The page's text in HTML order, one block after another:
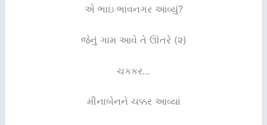
એ ભાઇ ભાવનગર આવ્યું?
જેનું ગામ આવે તે ઊતરે (૨)
ચકકર…
મીનાબેનને ચક્કર આવ્યાં